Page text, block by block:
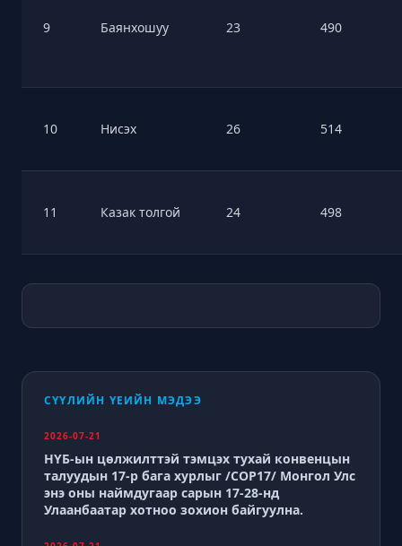
9 Баянхошуу 23 490
10 Нисэх 26 514
11 Казак толгой 24 498
СҮҮЛИЙН ҮЕИЙН МЭДЭЭ
2026-07-21
НҮБ-ын цөлжилттэй тэмцэх тухай конвенцын
талуудын 17-р бага хурлыг /СОР17/ Монгол Улс
энэ оны наймдугаар сарын 17-28-нд
Улаанбаатар хотноо зохион байгуулна.